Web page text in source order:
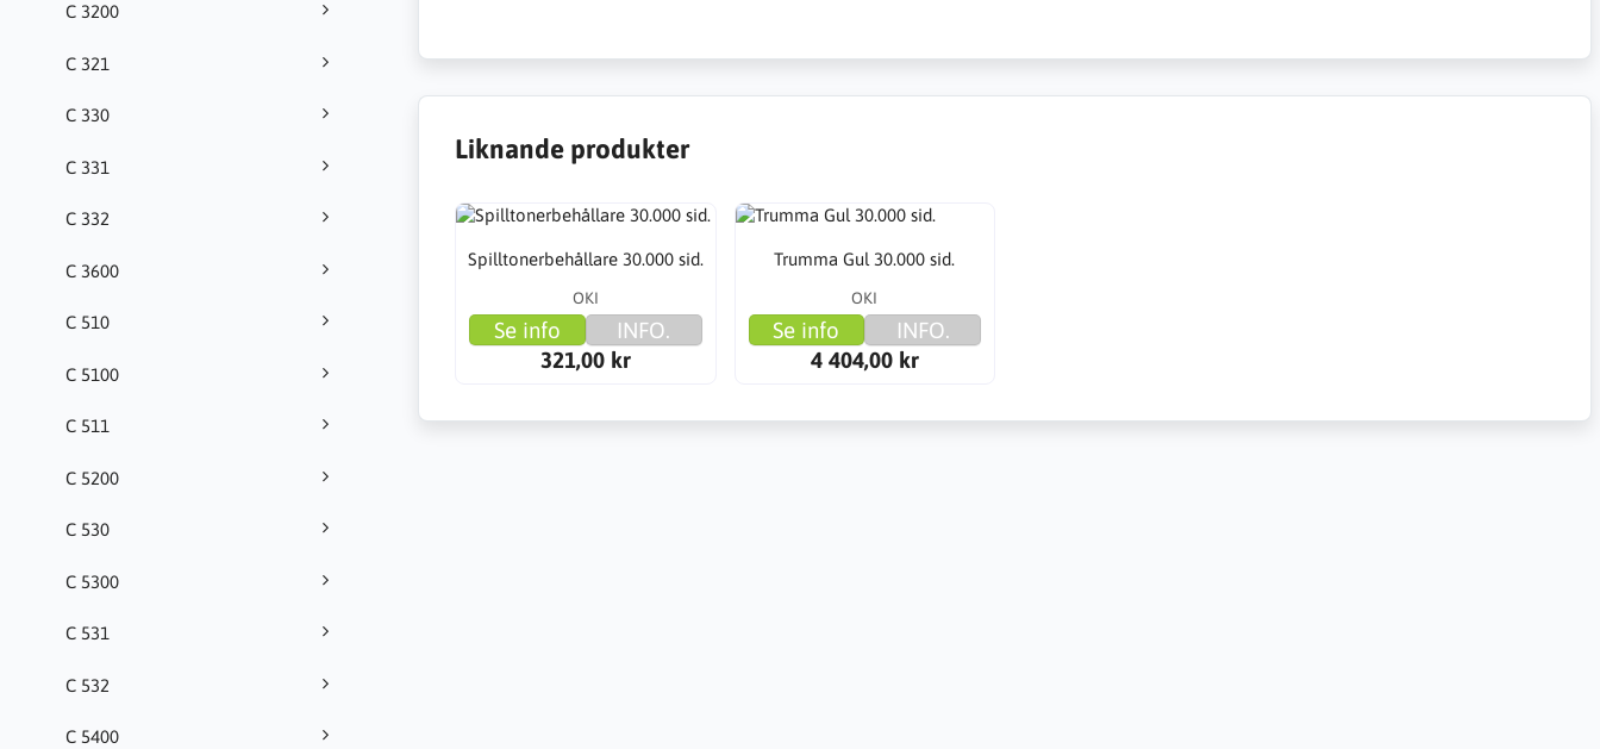
C 3200
C 321
C 330
C 331
C 332
C 3600
C 510
C 5100
C 511
C 5200
C 530
C 5300
C 531
C 532
C 5400
Liknande produkter
Spilltonerbehållare 30.000 sid.
OKI
Se info
INFO.
321,00 kr
Trumma Gul 30.000 sid.
OKI
Se info
INFO.
4 404,00 kr